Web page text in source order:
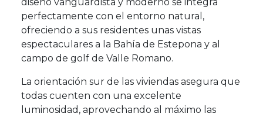
perfectamente con el entorno natural,
ofreciendo a sus residentes unas vistas
espectaculares a la Bahía de Estepona y al
campo de golf de Valle Romano.
La orientación sur de las viviendas asegura que
todas cuenten con una excelente
luminosidad, aprovechando al máximo las